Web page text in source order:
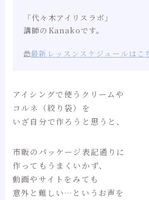
「代々木アイリスラボ」
講師のKanakoです。
最新レッスンスケジュールはこ
アイシングで使うクリームや
コルネ（絞り袋）を
いざ自分で作ろうと思うと、
市販のパッケージ表記通りに
作ってもうまくいかず、
動画やサイトをみても
意外と難しい…というお声を